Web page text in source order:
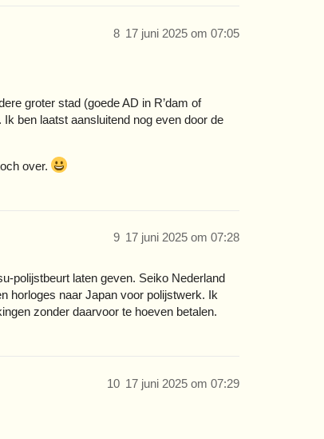
17 juni 2025 om 07:05
8
groter stad (goede AD in R’dam of
ben laatst aansluitend nog even door de
over.
17 juni 2025 om 07:28
9
polijstbeurt laten geven. Seiko Nederland
horloges naar Japan voor polijstwerk. Ik
zonder daarvoor te hoeven betalen.
17 juni 2025 om 07:29
10